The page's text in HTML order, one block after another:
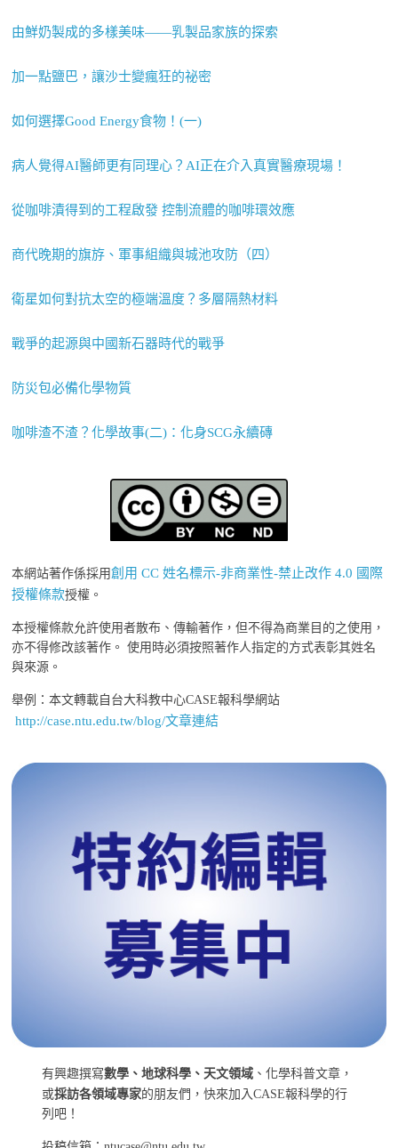
由鮮奶製成的多樣美味——乳製品家族的探索
加一點鹽巴，讓沙士變瘋狂的祕密
如何選擇Good Energy食物！(一)
病人覺得AI醫師更有同理心？AI正在介入真實醫療現場！
從咖啡漬得到的工程啟發 控制流體的咖啡環效應
商代晚期的旗斿、軍事組織與城池攻防（四）
衛星如何對抗太空的極端溫度？多層隔熱材料
戰爭的起源與中國新石器時代的戰爭
防災包必備化學物質
咖啡渣不渣？化學故事(二)：化身SCG永續磚
本網站著作係採用創用 CC 姓名標示-非商業性-禁止改作 4.0 國際
授權條款授權。
本授權條款允許使用者散布、傳輸著作，但不得為商業目的之使用，
亦不得修改該著作。 使用時必須按照著作人指定的方式表彰其姓名
與來源。
舉例：本文轉載自台大科教中心CASE報科學網站
http://case.ntu.edu.tw/blog/文章連結
有興趣撰寫數學、地球科學、天文領域 、化學科普文章，
或採訪各領域專家的朋友們，快來加入CASE報科學的行
列吧！